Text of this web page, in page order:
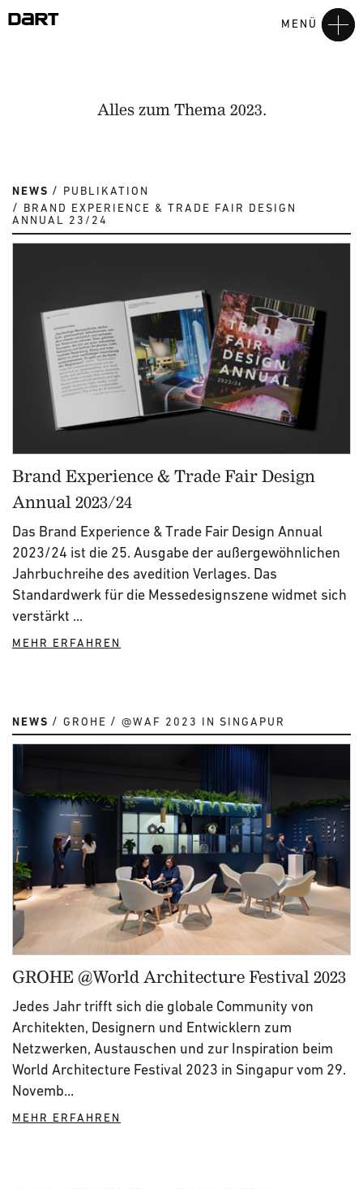
MENÜ
Alles zum Thema 2023.
NEWS
PUBLIKATION
BRAND EXPERIENCE & TRADE FAIR DESIGN
ANNUAL 23/24
Brand Experience & Trade Fair Design
Annual 2023/24
Das Brand Experience & Trade Fair Design Annual
2023/24 ist die 25. Ausgabe der außergewöhnlichen
Jahrbuchreihe des avedition Verlages. Das
Standardwerk für die Messedesignszene widmet sich
verstärkt ...
MEHR ERFAHREN
NEWS GROHE @WAF 2023 IN SINGAPUR
GROHE @World Architecture Festival 2023
Jedes Jahr trifft sich die globale Community von
Architekten, Designern und Entwicklern zum
Netzwerken, Austauschen und zur Inspiration beim
World Architecture Festival 2023 in Singapur vom 29.
Novemb...
MEHR ERFAHREN